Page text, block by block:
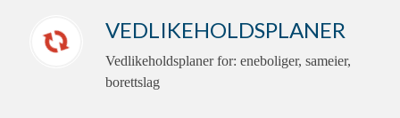
VEDLIKEHOLDS­PLANER
Vedlikeholdsplaner for: eneboliger, sameier,
borettslag